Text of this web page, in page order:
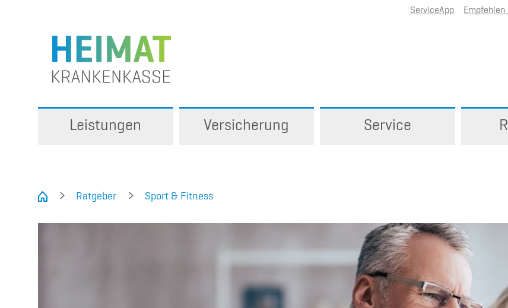
ServiceApp Empfehlen
Leistungen Versicherung Service
Ratgeber Sport & Fitness